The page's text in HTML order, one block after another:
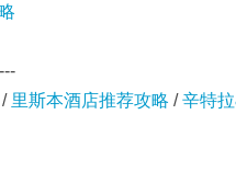
/ 里斯本酒店推荐攻略 /辛特